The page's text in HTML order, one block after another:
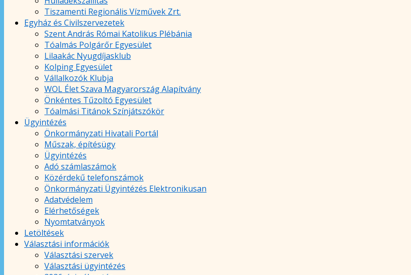
Tiszamenti Regionális Vízművek Zrt.
Egyház és Civilszervezetek
Szent András Római Katolikus Plébánia
Tóalmás Polgárőr Egyesület
Lilaakác Nyugdíjasklub
Kolping Egyesület
Vállalkozók Klubja
WOL Élet Szava Magyarország Alapítvány
Önkéntes Tűzoltó Egyesület
Tóalmási Titánok Színjátszókör
Ügyintézés
Önkormányzati Hivatali Portál
Műszak, építésügy
Ügyintézés
Adó számlaszámok
Közérdekű telefonszámok
Önkormányzati Ügyintézés Elektronikusan
Adatvédelem
Elérhetőségek
Nyomtatványok
Letöltések
Választási információk
Választási szervek
Választási ügyintézés